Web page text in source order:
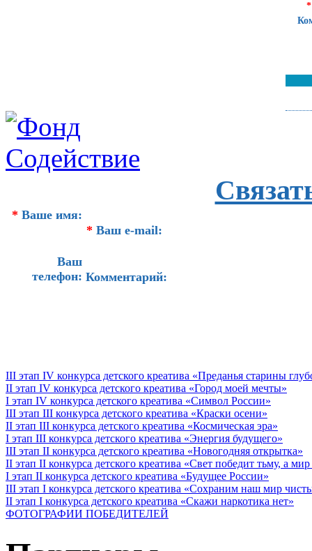
*
* Ваше имя:
* Ваш e-mail:
Ваш
телефон: Комментарий:
III этап IV конкурса детского креатива «Преданья старины
II этап IV конкурса детского креатива «Город моей мечты»
I этап IV конкурса детского креатива «Символ России»
III этап III конкурса детского креатива «Краски осени»
II этап III конкурса детского креатива «Космическая эра»
I этап III конкурса детского креатива «Энергия будущего»
III этап II конкурса детского креатива «Новогодняя открытка»
II этап II конкурса детского креатива «Свет победит тьму, а
I этап II конкурса детского креатива «Будущее России»
III этап I конкурса детского креатива «Сохраним наш мир
II этап I конкурса детского креатива «Скажи наркотика нет»
ФОТОГРАФИИ ПОБЕДИТЕЛЕЙ